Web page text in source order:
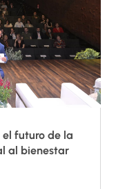
futuro de la
al bienestar